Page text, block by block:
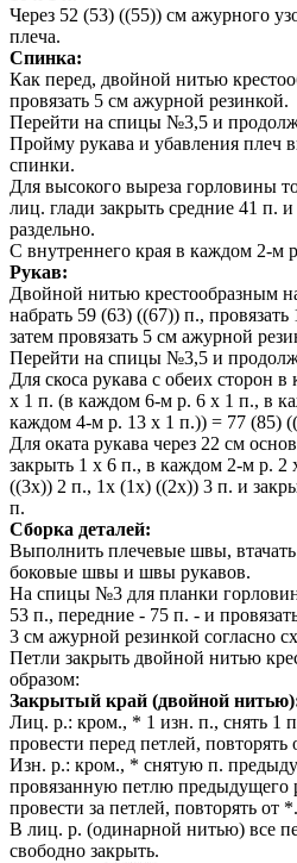
Через 52 (53) ((55)) см ажурного
плеча.
Спинка:
Как перед, двойной нитью
провязать 5 см ажурной резинкой.
Перейти на спицы №3,5 и
Пройму рукава и убавления плеч
спинки.
Для высокого выреза горловины
лиц. глади закрыть средние 41 п.
раздельно.
С внутреннего края в каждом 2-м
Рукав:
Двойной нитью крестообразным
набрать 59 (63) ((67)) п.,
затем провязать 5 см ажурной
Перейти на спицы №3,5 и
Для скоса рукава с обеих сторон
х 1 п. (в каждом 6-м р. 6 х 1 п., в
каждом 4-м р. 13 х 1 п.)) = 77 (85)
Для оката рукава через 22 см
закрыть 1 x 6 п., в каждом 2-м р. 2
((3x)) 2 п., 1x (1x) ((2x)) 3 п. и
п.
Сборка деталей:
Выполнить плечевые швы,
боковые швы и швы рукавов.
На спицы №3 для планки
53 п., передние - 75 п. - и
3 см ажурной резинкой согласно
Петли закрыть двойной нитью
образом:
Закрытый край (двойной
Лиц. р.: кром., * 1 изн. п., снять 1
провести перед петлей, повторять
Изн. р.: кром., * снятую п.
провязанную петлю предыдущего
провести за петлей, повторять от *.
В лиц. р. (одинарной нитью) все
свободно закрыть.